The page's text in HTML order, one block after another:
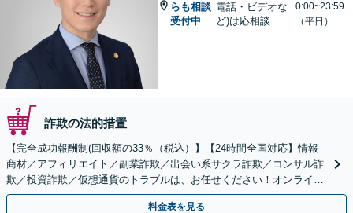
らも相談
受付中
電話・ビデオな
ど)は応相談
0:00~23:59
（平日）
詐欺の法的措置
【完全成功報酬制(回収額の33％（税込）】【24時間全国対応】情報
商材／アフィリエイト／副業詐欺／出会い系サクラ詐欺／コンサル詐
欺／投資詐欺／仮想通貨のトラブルは、お任せください！オンライン
のみで解決も可能！
料金表を見る